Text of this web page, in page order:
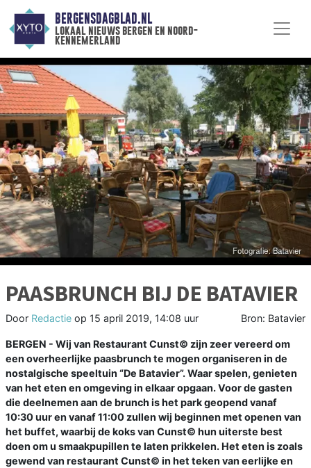
BERGENSDAGBLAD.NL
lokaal nieuws bergen en noord-
kennemerland
PAASBRUNCH BIJ DE BATAVIER
Door Redactie op 15 april 2019, 14:08 uur Bron: Batavier
BERGEN - Wij van Restaurant Cunst© zijn zeer vereerd om
een overheerlijke paasbrunch te mogen organiseren in de
nostalgische speeltuin “De Batavier”. Waar spelen, genieten
van het eten en omgeving in elkaar opgaan. Voor de gasten
die deelnemen aan de brunch is het park geopend vanaf
10:30 uur en vanaf 11:00 zullen wij beginnen met openen van
het buffet, waarbij de koks van Cunst© hun uiterste best
doen om u smaakpupillen te laten prikkelen. Het eten is zoals
gewend van restaurant Cunst© in het teken van eerlijke en